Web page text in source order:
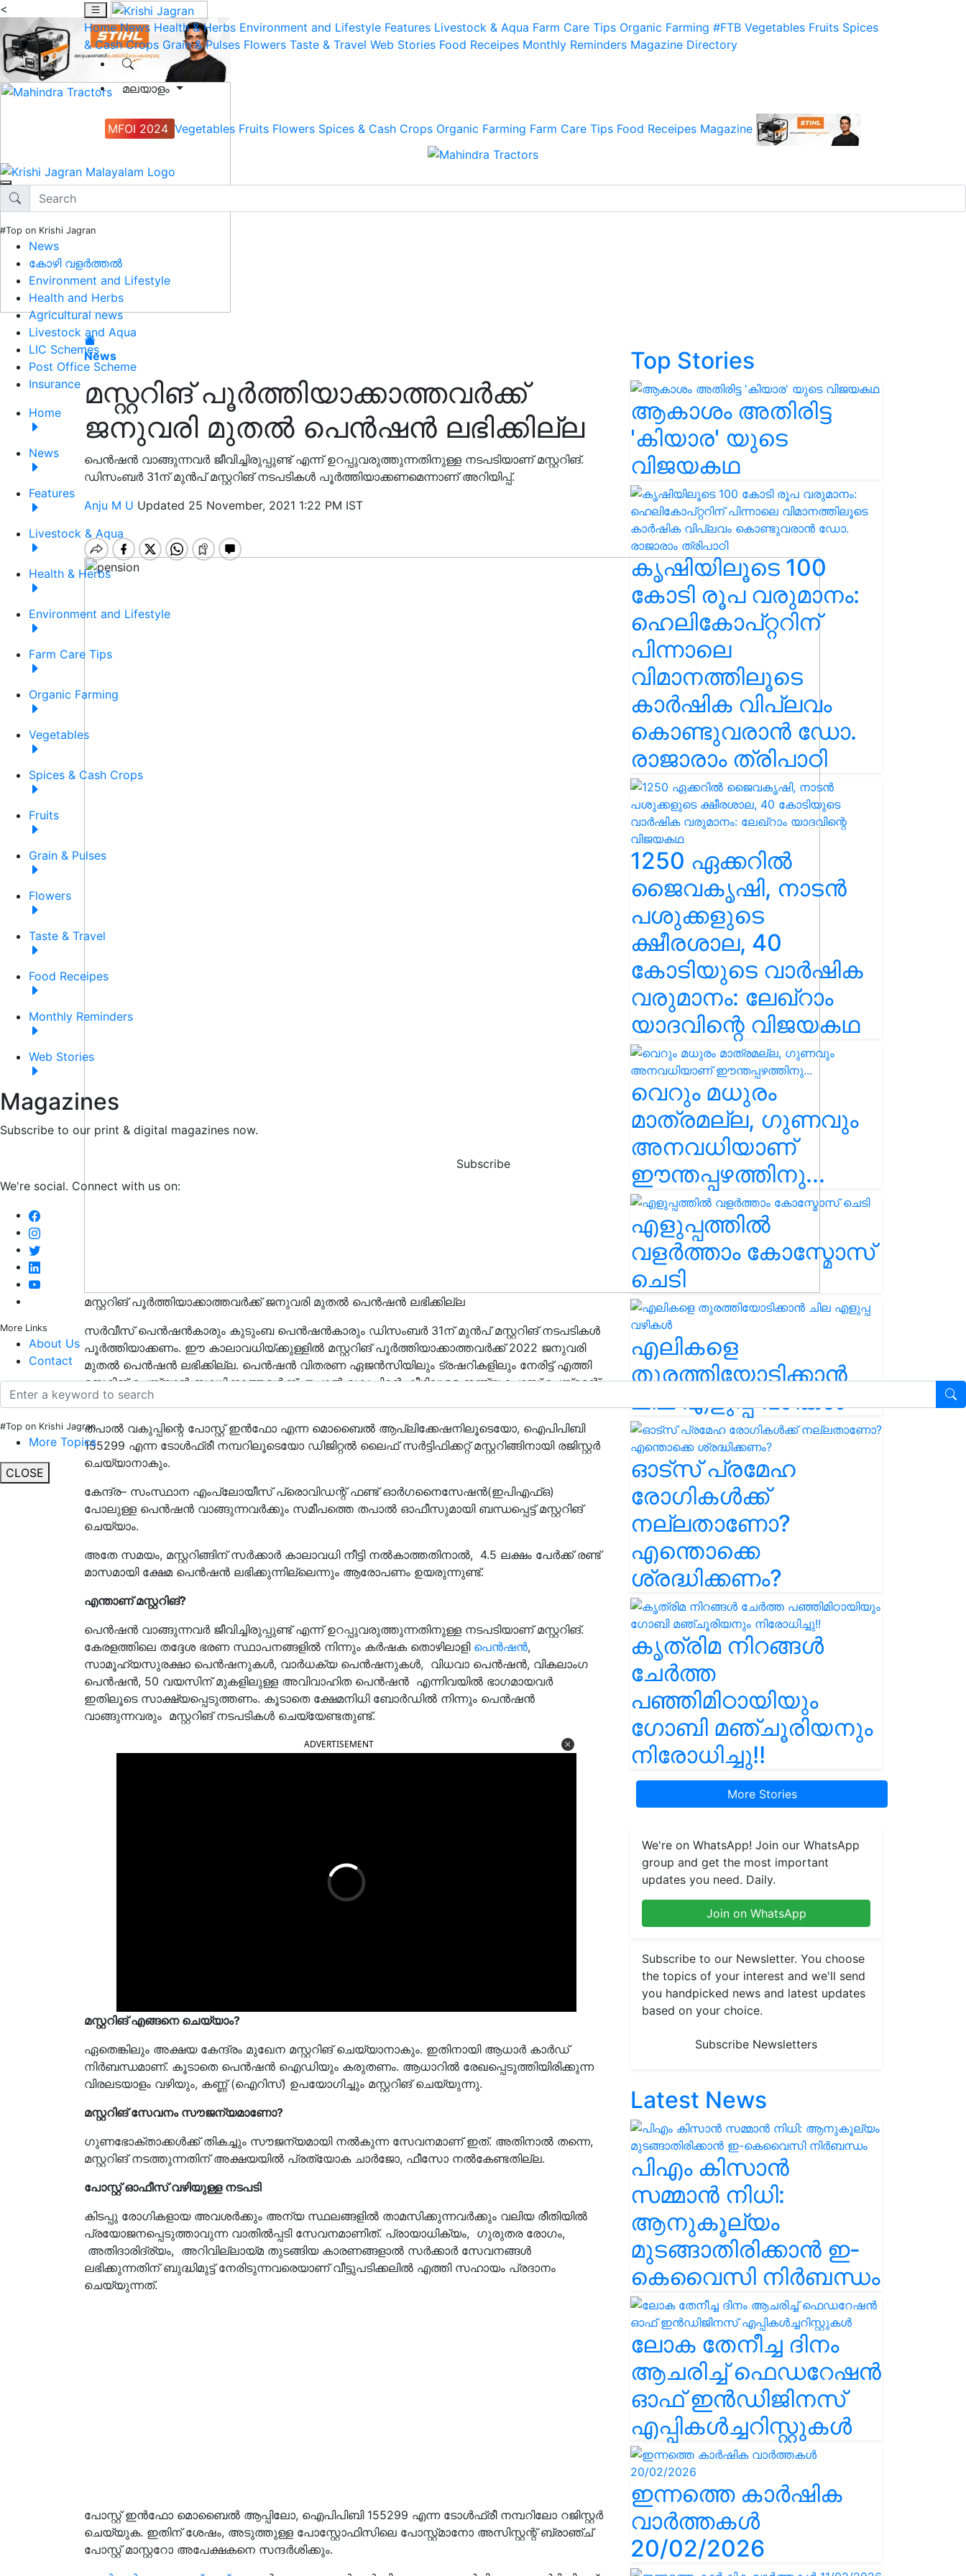
<
Home News Health & Herbs Environment and Lifestyle Features Livestock & Aqua Farm Care Tips Organic Farming #FTB Vegetables Fruits Spices
& Cash Crops Grain & Pulses Flowers Taste & Travel Web Stories Food Receipes Monthly Reminders Magazine Directory
മലയാളം
MFOI 2024 Vegetables Fruits Flowers Spices & Cash Crops Organic Farming Farm Care Tips Food Receipes Magazine
#Top on Krishi Jagran
News
കോഴി വളർത്തൽ
Environment and Lifestyle
Health and Herbs
Agricultural news
Livestock and Aqua
LIC Schemes
Post Office Scheme
Insurance
Home
News
Features
Livestock & Aqua
Health & Herbs
Environment and Lifestyle
Farm Care Tips
Organic Farming
Vegetables
Spices & Cash Crops
Fruits
Grain & Pulses
Flowers
Taste & Travel
Food Receipes
Monthly Reminders
Web Stories
Magazines
Subscribe to our print & digital magazines now.
Subscribe
We're social. Connect with us on:
More Links
About Us
Contact
#Top on Krishi Jagran
More Topics
CLOSE
News
മസ്റ്ററിങ് പൂർത്തിയാക്കാത്തവർക്ക്
ജനുവരി മുതൽ പെൻഷൻ ലഭിക്കില്ല
പെന്‍ഷന്‍ വാങ്ങുന്നവർ ജീവിച്ചിരുപ്പുണ്ട് എന്ന് ഉറപ്പുവരുത്തുന്നതിനുള്ള നടപടിയാണ് മസ്റ്ററിങ്.
ഡിസംബർ 31ന് മുൻപ് മസ്റ്ററിങ് നടപടികൾ പൂർത്തിയാക്കണമെന്നാണ് അറിയിപ്പ്.
Anju M U Updated 25 November, 2021 1:22 PM IST
മസ്റ്ററിങ് പൂർത്തിയാക്കാത്തവർക്ക് ജനുവരി മുതൽ പെൻഷൻ ലഭിക്കില്ല
സർവീസ് പെൻഷൻകാരും കുടുംബ പെൻഷൻകാരും ഡിസംബർ 31ന് മുൻപ് മസ്റ്ററിങ് നടപടികൾ
പൂർത്തിയാക്കണം. ഈ കാലാവധിയ്ക്കുള്ളിൽ മസ്റ്ററിങ് പൂർത്തിയാക്കാത്തവർക്ക് 2022 ജനുവരി
മുതൽ പെൻഷൻ ലഭിക്കില്ല. പെൻഷൻ വിതരണ ഏജൻസിയിലും ട്രഷറികളിലും നേരിട്ട് എത്തി
മസ്റ്ററിങ് ചെയ്യാൻ സാധിക്കാത്തവർക്ക്, തപാൽ വകുപ്പിന്റെ കീഴിലുള്ള ഇന്ത്യ പോസ്റ്റ് പേയ്മെന്റ്
ബാങ്കിന്റെ വാതിൽപ്പടി സേവനത്തിലൂടെ നടപടികൾ പൂർത്തിയാക്കാനുള്ള സൗകര്യമുണ്ട്.
തപാൽ വകുപ്പിന്റെ പോസ്റ്റ് ഇൻഫോ എന്ന മൊബൈൽ ആപ്ലിക്കേഷനിലൂടെയോ, ഐപിപിബി
155299 എന്ന ടോൾഫ്രീ നമ്പറിലൂടെയോ ഡിജിറ്റൽ ലൈഫ് സർട്ടിഫിക്കറ്റ് മസ്റ്ററിങ്ങിനായി രജിസ്റ്റർ
ചെയ്യാനാകും.
കേന്ദ്ര– സംസ്ഥാന എംപ്ലോയീസ് പ്രൊവിഡന്റ് ഫണ്ട് ഓർഗനൈസേഷൻ(ഇപിഎഫ്ഒ)
പോലുള്ള പെൻഷൻ വാങ്ങുന്നവർക്കും സമീപത്തെ തപാൽ ഓഫീസുമായി ബന്ധപ്പെട്ട് മസ്റ്ററിങ്
ചെയ്യാം.
അതേ സമയം, മസ്റ്ററിങ്ങിന് സർക്കാർ കാലാവധി നീട്ടി നൽകാത്തതിനാൽ, 4.5 ലക്ഷം പേർക്ക് രണ്ട്
മാസമായി ക്ഷേമ പെൻഷൻ ലഭിക്കുന്നില്ലെന്നും ആരോപണം ഉയരുന്നുണ്ട്.
എന്താണ് മസ്റ്ററിങ്?
പെന്‍ഷന്‍ വാങ്ങുന്നവർ ജീവിച്ചിരുപ്പുണ്ട് എന്ന് ഉറപ്പുവരുത്തുന്നതിനുള്ള നടപടിയാണ് മസ്റ്ററിങ്.
കേരളത്തിലെ തദ്ദേശ ഭരണ സ്ഥാപനങ്ങളിൽ നിന്നും കര്‍ഷക തൊഴിലാളി പെന്‍ഷന്‍,
സാമൂഹ്യസുരക്ഷാ പെന്‍ഷനുകൾ, വാർധക്യ പെൻഷനുകൾ, വിധവാ പെന്‍ഷന്‍, വികലാംഗ
പെന്‍ഷന്‍, 50 വയസിന് മുകളിലുള്ള അവിവാഹിത പെന്‍ഷന്‍ എന്നിവയിൽ ഭാഗമായവർ
ഇതിലൂടെ സാക്ഷ്യപ്പെടുത്തണം. കൂടാതെ ക്ഷേമനിധി ബോര്‍ഡില്‍ നിന്നും പെന്‍ഷന്‍
വാങ്ങുന്നവരും മസ്റ്ററിങ് നടപടികൾ ചെയ്യേണ്ടതുണ്ട്.
ADVERTISEMENT
മസ്റ്ററിങ് എങ്ങനെ ചെയ്യാം?
ഏതെങ്കിലും അക്ഷയ കേന്ദ്രം മുഖേന മസ്റ്ററിങ് ചെയ്യാനാകും. ഇതിനായി ആധാര്‍ കാര്‍ഡ്
നിര്‍ബന്ധമാണ്. കൂടാതെ പെന്‍ഷന്‍ ഐഡിയും കരുതണം. ആധാറില്‍ രേഖപ്പെടുത്തിയിരിക്കുന്ന
വിരലടയാളം വഴിയും, കണ്ണ് (ഐറിസ്) ഉപയോഗിച്ചും മസ്റ്ററിങ് ചെയ്യുന്നു.
മസ്റ്ററിങ് സേവനം സൗജന്യമാണോ?
ഗുണഭോക്താക്കള്‍ക്ക് തികച്ചും സൗജന്യമായി നൽകുന്ന സേവനമാണ് ഇത്. അതിനാൽ തന്നെ,
മസ്റ്ററിങ് നടത്തുന്നതിന് അക്ഷയയില്‍ പ്രത്യോക ചാർജോ, ഫീസോ നൽകേണ്ടതില്ല.
പോസ്റ്റ് ഓഫീസ് വഴിയുള്ള നടപടി
കിടപ്പു രോഗികളായ അവശർക്കും അന്യ സ്ഥലങ്ങളിൽ താമസിക്കുന്നവർക്കും വലിയ രീതിയിൽ
പ്രയോജനപ്പെടുത്താവുന്ന വാതിൽപ്പടി സേവനമാണിത്. പ്രായാധിക്യം, ഗുരുതര രോഗം,
അതിദാരിദ്ര്യം, അറിവില്ലായ്മ തുടങ്ങിയ കാരണങ്ങളാൽ സർക്കാർ സേവനങ്ങൾ
ലഭിക്കുന്നതിന് ബുദ്ധിമുട്ട് നേരിടുന്നവരെയാണ് വീട്ടുപടിക്കലിൽ എത്തി സഹായം പ്രദാനം
ചെയ്യുന്നത്.
പോസ്റ്റ് ഇൻഫോ മൊബൈൽ ആപ്പിലോ, ഐപിപിബി 155299 എന്ന ടോൾഫ്രീ നമ്പറിലോ റജിസ്റ്റർ
ചെയ്യുക. ഇതിന് ശേഷം, അടുത്തുള്ള പോസ്റ്റോഫിസിലെ പോസ്റ്റ്മാനോ അസിസ്റ്റന്റ് ബ്രാഞ്ച്
പോസ്റ്റ് മാസ്റ്ററോ അപേക്ഷകനെ സന്ദർശിക്കും.
Top Stories
ആകാശം അതിരിട്ട
'കിയാര' യുടെ
വിജയകഥ
കൃഷിയിലൂടെ 100
കോടി രൂപ വരുമാനം:
ഹെലികോപ്റ്ററിന്
പിന്നാലെ
വിമാനത്തിലൂടെ
കാർഷിക വിപ്ലവം
കൊണ്ടുവരാൻ ഡോ.
രാജാരാം ത്രിപാഠി
1250 ഏക്കറിൽ
ജൈവകൃഷി, നാടൻ
പശുക്കളുടെ
ക്ഷീരശാല, 40
കോടിയുടെ വാർഷിക
വരുമാനം: ലേഖ്‌റാം
യാദവിന്റെ വിജയകഥ
വെറും മധുരം
മാത്രമല്ല, ഗുണവും
അനവധിയാണ്
ഈന്തപ്പഴത്തിനു...
എളുപ്പത്തിൽ
വളർത്താം കോസ്മോസ്
ചെടി
എലികളെ
തുരത്തിയോടിക്കാൻ
ചില എളുപ്പ വഴികൾ
ഓട്സ് പ്രമേഹ
രോഗികൾക്ക്
നല്ലതാണോ?
എന്തൊക്കെ
ശ്രദ്ധിക്കണം?
കൃത്രിമ നിറങ്ങൾ
ചേർത്ത
പഞ്ഞിമിഠായിയും
ഗോബി മഞ്ചൂരിയനും
നിരോധിച്ചു!!
More Stories
We're on WhatsApp! Join our WhatsApp
group and get the most important
updates you need. Daily.
Join on WhatsApp
Subscribe to our Newsletter. You choose
the topics of your interest and we'll send
you handpicked news and latest updates
based on your choice.
Subscribe Newsletters
Latest News
പിഎം കിസാൻ
സമ്മാൻ നിധി:
ആനുകൂല്യം
മുടങ്ങാതിരിക്കാൻ ഇ-
കെവൈസി നിർബന്ധം
ലോക തേനീച്ച ദിനം
ആചരിച്ച് ഫെഡറേഷൻ
ഓഫ് ഇൻഡിജിനസ്
എപ്പികൾച്ചറിസ്റ്റുകൾ
ഇന്നത്തെ കാർഷിക
വാർത്തകൾ
20/02/2026